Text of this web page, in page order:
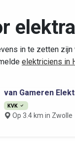
elektra
in te zetten zijn
elektriciens in
van Gameren
KVK
Op 3.4 km in Zwolle